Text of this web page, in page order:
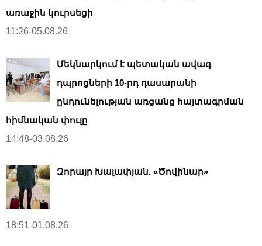
առաջին կուրսեցի
11:26-05.08.26
Մեկնարկում է պետական ավագ
դպրոցների 10-րդ դասարանի
ընդունելության առցանց հայտագրման
հիմնական փուլը
14:48-03.08.26
Զորայր Խալափյան. «Ծովինար»
18:51-01.08.26